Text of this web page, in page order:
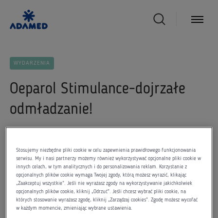
WYDARZENIA
Oeparol Stimulance-dojrzałe
odmładzanie!
Od połowy kwietnia dermokosmetyki tej linii promowane
są w dziewięciu popularnych magazynach dla kobiet,
Stosujemy niezbędne pliki cookie w celu zapewnienia prawidłowego funkcjonowania
serwisu. My i nasi partnerzy możemy również wykorzystywać opcjonalne pliki cookie w
innych celach, w tym analitycznych i do personalizowania reklam. Korzystanie z
opcjonalnych plików cookie wymaga Twojej zgody, którą możesz wyrazić, klikając
„Zaakceptuj wszystkie”. Jeśli nie wyrażasz zgody na wykorzystywanie jakichkolwiek
opcjonalnych plików cookie, kliknij „Odrzuć”. Jeśli chcesz wybrać pliki cookie, na
których stosowanie wyrażasz zgodę, kliknij „Zarządzaj cookies”. Zgodę możesz wycofać
w każdym momencie, zmieniając wybrane ustawienia.